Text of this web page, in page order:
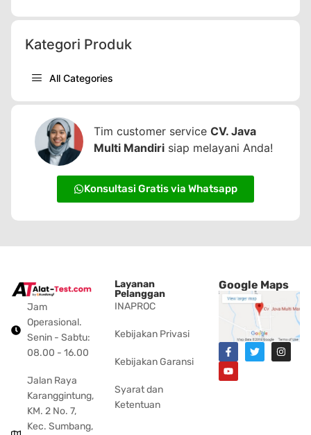
Kategori Produk
All Categories
Tim customer service CV. Java
Multi Mandiri siap melayani Anda!
Konsultasi Gratis via Whatsapp
Jam
Operasional.
Senin - Sabtu:
08.00 - 16.00
Jalan Raya
Karanggintung,
KM. 2 No. 7,
Kec. Sumbang,
Layanan
Pelanggan
INAPROC
Kebijakan Privasi
Kebijakan Garansi
Syarat dan
Ketentuan
Google Maps